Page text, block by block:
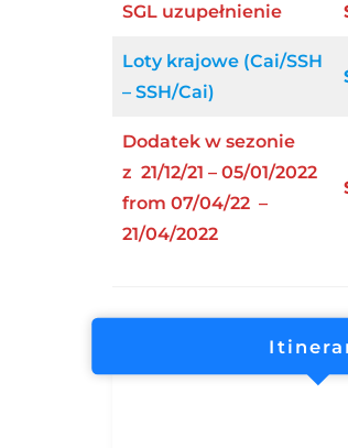
SGL uzupełnienie
Loty krajowe (Cai/SSH
– SSH/Cai)
Dodatek w sezonie
z 21/12/21 – 05/01/2022
from 07/04/22 –
21/04/2022